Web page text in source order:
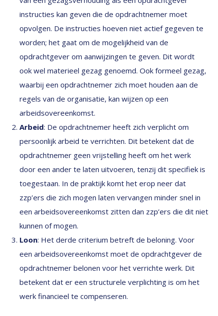
instructies kan geven die de opdrachtnemer moet
opvolgen. De instructies hoeven niet actief gegeven te
worden; het gaat om de mogelijkheid van de
opdrachtgever om aanwijzingen te geven. Dit wordt
ook wel materieel gezag genoemd. Ook formeel gezag,
waarbij een opdrachtnemer zich moet houden aan de
regels van de organisatie, kan wijzen op een
arbeidsovereenkomst.
Arbeid: De opdrachtnemer heeft zich verplicht om
persoonlijk arbeid te verrichten. Dit betekent dat de
opdrachtnemer geen vrijstelling heeft om het werk
door een ander te laten uitvoeren, tenzij dit specifiek is
toegestaan. In de praktijk komt het erop neer dat
zzp’ers die zich mogen laten vervangen minder snel in
een arbeidsovereenkomst zitten dan zzp’ers die dit niet
kunnen of mogen.
Loon: Het derde criterium betreft de beloning. Voor
een arbeidsovereenkomst moet de opdrachtgever de
opdrachtnemer belonen voor het verrichte werk. Dit
betekent dat er een structurele verplichting is om het
werk financieel te compenseren.